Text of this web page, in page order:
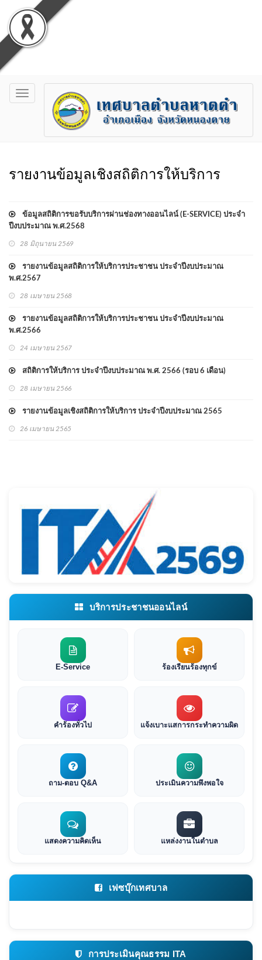
Toggle
navigation
รายงานข้อมูลเชิงสถิติการให้บริการ
ข้อมูลสถิติการขอรับบริการผ่านช่องทางออนไลน์ (E-SERVICE) ประจำ
ปีงบประมาณ พ.ศ.2568
28 มิถุนายน 2569
รายงานข้อมูลสถิติการให้บริการประชาชน ประจำปีงบประมาณ
พ.ศ.2567
28 เมษายน 2568
รายงานข้อมูลสถิติการให้บริการประชาชน ประจำปีงบประมาณ
พ.ศ.2566
24 เมษายน 2567
สถิติการให้บริการ ประจำปีงบประมาณ พ.ศ. 2566 (รอบ 6 เดือน)
28 เมษายน 2566
รายงานข้อมูลเชิงสถิติการให้บริการ ประจำปีงบประมาณ 2565
26 เมษายน 2565
บริการประชาชนออนไลน์
E-Service ร้องเรียนร้องทุกข์
คำร้องทั่วไป แจ้งเบาะแสการกระทำความผิด
ถาม-ตอบ Q&A ประเมินความพึงพอใจ
แสดงความคิดเห็น แหล่งงานในตำบล
เฟซบุ๊กเทศบาล
การประเมินคุณธรรม ITA